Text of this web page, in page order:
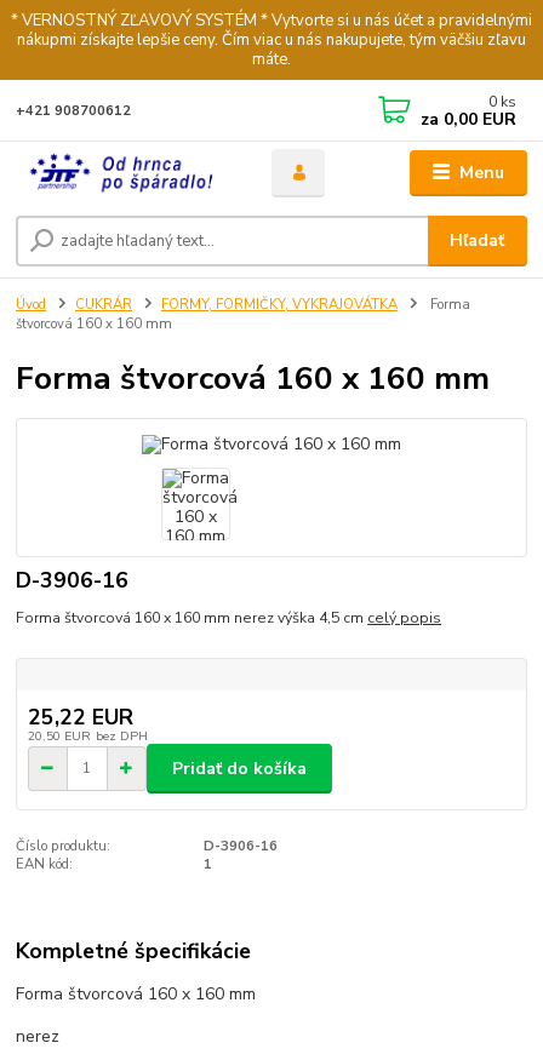
* VERNOSTNÝ ZĽAVOVÝ SYSTÉM * Vytvorte si u nás účet a pravidelnými
nákupmi získajte lepšie ceny. Čím viac u nás nakupujete, tým väčšiu zľavu
máte.
Menu
Hľadať
+421 908700612 0 ks
za 0,00 EUR
Úvod CUKRÁR FORMY, FORMIČKY, VYKRAJOVÁTKA
Forma
štvorcová 160 x 160 mm
Forma štvorcová 160 x 160 mm
D-3906-16
Forma štvorcová 160 x 160 mm nerez výška 4,5 cm celý popis
25,22 EUR
20,50 EUR bez DPH
Pridať do košíka
Číslo produktu:
D-3906-16
EAN kód:
1
Kompletné špecifikácie
Forma štvorcová 160 x 160 mm
nerez